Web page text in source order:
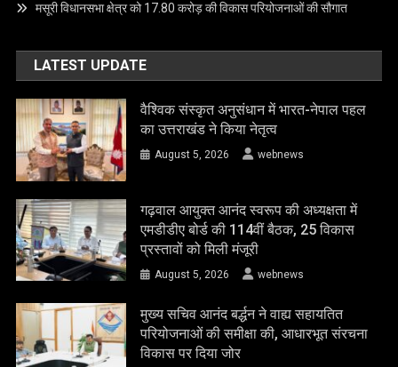
मसूरी विधानसभा क्षेत्र को 17.80 करोड़ की विकास परियोजनाओं की सौगात
LATEST UPDATE
वैश्विक संस्कृत अनुसंधान में भारत-नेपाल पहल
का उत्तराखंड ने किया नेतृत्व
August 5, 2026 webnews
गढ़वाल आयुक्त आनंद स्वरूप की अध्यक्षता में
एमडीडीए बोर्ड की 114वीं बैठक, 25 विकास
प्रस्तावों को मिली मंजूरी
August 5, 2026 webnews
मुख्य सचिव आनंद बर्द्धन ने वाह्य सहायतित
परियोजनाओं की समीक्षा की, आधारभूत संरचना
विकास पर दिया जोर